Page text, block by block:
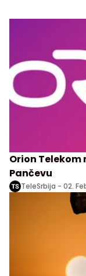
Orion
Pančevu
TeleSrbija - 02.